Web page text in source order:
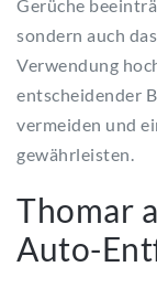
Gerüche
sondern auch
Verwendung
entscheidender
vermeiden und
gewährleisten.
Thomar
Auto-